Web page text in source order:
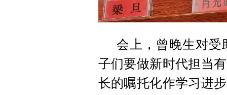
会上，曾晚生对受
子们要做新时代担当
长的嘱托化作学习进